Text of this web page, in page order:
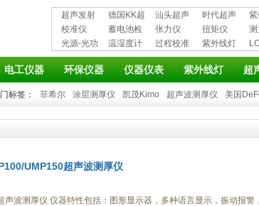
超声发射
接收仪器
德国KK超
声波探伤
仪
汕头超声
超声探伤
仪
时代超声
波探伤仪
校准仪
蓄电池检
测仪
张力仪 扭矩仪
光源-光功
率计
温湿度计
过程校准
仪
紫外线灯
仪
电工仪器 环保仪器 仪器仪表 紫外线灯 超
标签： 菲希尔 涂层测厚仪 凯茂Kimo 超声波测厚仪 美国
UMP150超声波测厚仪
波测厚仪 仪器特性包括：图形显示器，多种语言显示，振动报警